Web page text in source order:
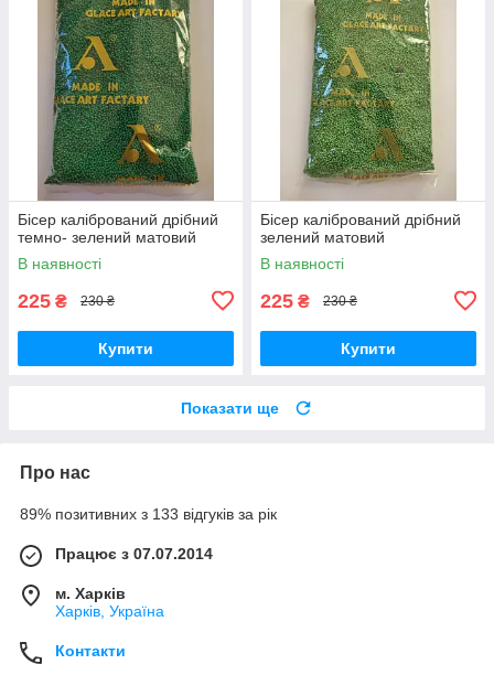
Бісер калібрований дрібний
темно- зелений матовий
В наявності
225 ₴ 230 ₴
Купити
Бісер калібрований дрібний
зелений матовий
В наявності
225 ₴ 230 ₴
Купити
Показати ще
Про нас
89% позитивних з 133 відгуків за рік
Працює з 07.07.2014
м. Харків
Харків, Україна
Контакти